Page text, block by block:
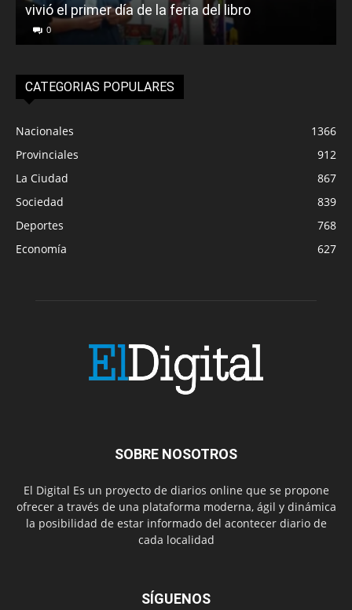
vivió el primer día de la feria del libro
0
CATEGORIAS POPULARES
Nacionales
1366
Provinciales
912
La Ciudad
867
Sociedad
839
Deportes
768
Economía
627
SOBRE NOSOTROS
El Digital Es un proyecto de diarios online que se propone
ofrecer a través de una plataforma moderna, ágil y dinámica
la posibilidad de estar informado del acontecer diario de
cada localidad
SÍGUENOS